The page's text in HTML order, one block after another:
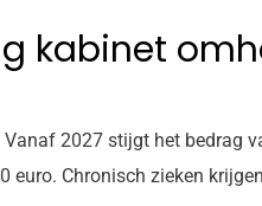
kabinet
2027 stijgt het bedrag
Chronisch zieken